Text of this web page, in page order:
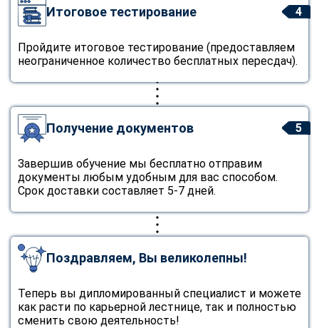
4
Итоговое тестирование
Пройдите итоговое тестирование (предоставляем
неограниченное количество бесплатных пересдач).
5
Получение документов
Завершив обучение мы бесплатно отправим
документы любым удобным для вас способом.
Срок доставки составляет 5-7 дней.
Поздравляем, Вы великолепны!
Теперь вы дипломированный специалист и можете
как расти по карьерной лестнице, так и полностью
сменить свою деятельность!